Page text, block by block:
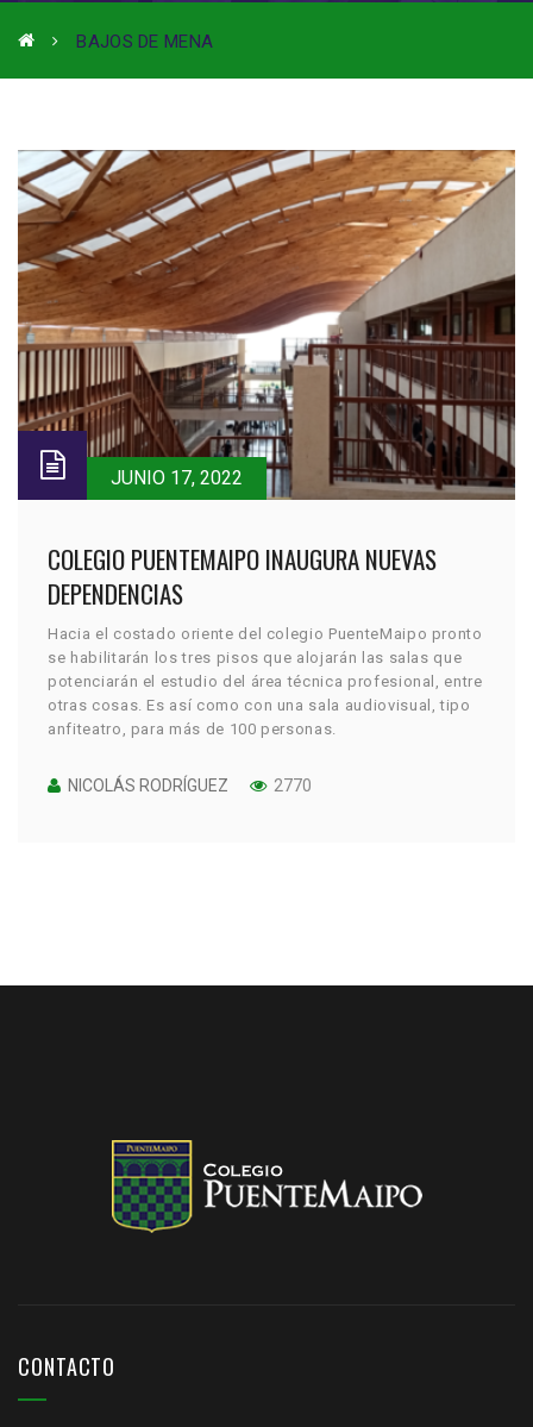
BAJOS DE MENA
JUNIO 17, 2022
COLEGIO PUENTEMAIPO INAUGURA NUEVAS
DEPENDENCIAS
Hacia el costado oriente del colegio PuenteMaipo pronto
se habilitarán los tres pisos que alojarán las salas que
potenciarán el estudio del área técnica profesional, entre
otras cosas. Es así como con una sala audiovisual, tipo
anfiteatro, para más de 100 personas.
NICOLÁS RODRÍGUEZ 2770
CONTACTO